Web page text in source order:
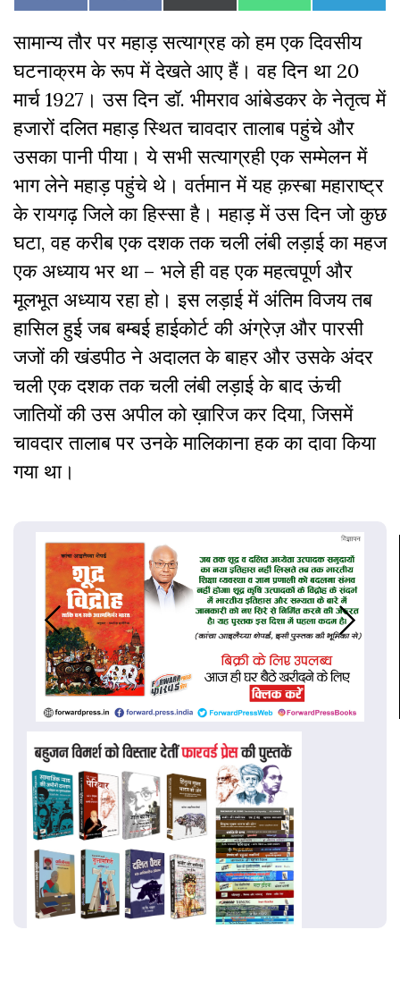
on
on
on
on
(Twitter)
on
on
सामान्य तौर पर महाड़ सत्याग्रह को हम एक दिवसीय
घटनाक्रम के रूप में देखते आए हैं। वह दिन था 20
मार्च 1927। उस दिन डॉ. भीमराव आंबेडकर के नेतृत्व में
हजारों दलित महाड़ स्थित चावदार तालाब पहुंचे और
उसका पानी पीया। ये सभी सत्याग्रही एक सम्मेलन में
भाग लेने महाड़ पहुंचे थे। वर्तमान में यह क़स्बा महाराष्ट्र
के रायगढ़ जिले का हिस्सा है। महाड़ में उस दिन जो कुछ
घटा, वह करीब एक दशक तक चली लंबी लड़ाई का महज
एक अध्याय भर था – भले ही वह एक महत्वपूर्ण और
मूलभूत अध्याय रहा हो। इस लड़ाई में अंतिम विजय तब
हासिल हुई जब बम्बई हाईकोर्ट की अंग्रेज़ और पारसी
जजों की खंडपीठ ने अदालत के बाहर और उसके अंदर
चली एक दशक तक चली लंबी लड़ाई के बाद ऊंची
जातियों की उस अपील को ख़ारिज कर दिया, जिसमें
चावदार तालाब पर उनके मालिकाना हक का दावा किया
गया था।